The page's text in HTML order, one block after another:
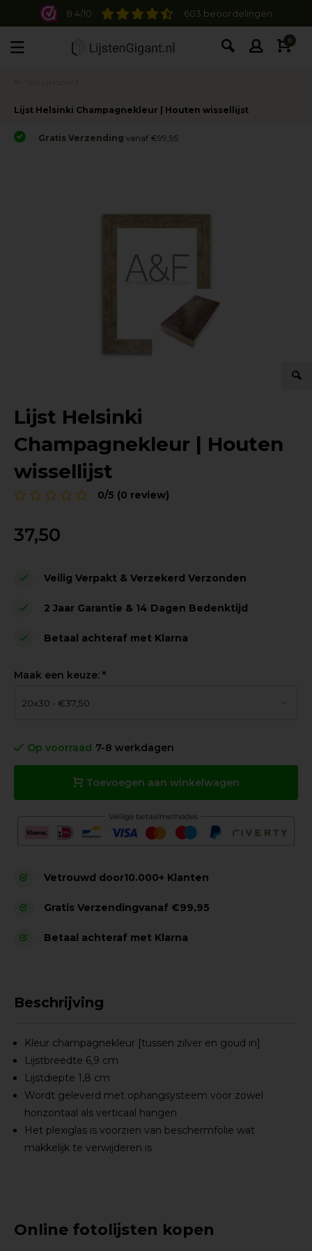
8.4/10 603 beoordelingen
0
Lijst Helsinki Champagnekleur | Houten wissellijst
Gratis Verzending vanaf €99,95
Lijst Helsinki
Champagnekleur | Houten
wissellijst
0/5 (0 review)
37,50
Veilig Verpakt & Verzekerd Verzonden
2 Jaar Garantie & 14 Dagen Bedenktijd
Betaal achteraf met Klarna
Maak een keuze: *
Op voorraad 7-8 werkdagen
Toevoegen aan winkelwagen
Vetrouwd door10.000+ Klanten
Gratis Verzendingvanaf €99,95
Betaal achteraf met Klarna
Beschrijving
Kleur champagnekleur [tussen zilver en goud in]
Lijstbreedte 6,9 cm
Lijstdiepte 1,8 cm
Wordt geleverd met ophangsysteem voor zowel
horizontaal als verticaal hangen
Het plexiglas is voorzien van beschermfolie wat
makkelijk te verwijderen is
Online fotolijsten kopen